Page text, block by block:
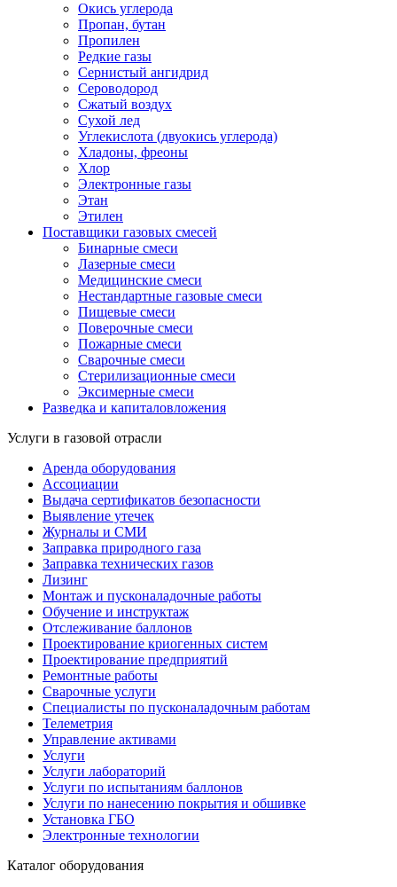
Окись углерода
Пропан, бутан
Пропилен
Редкие газы
Сернистый ангидрид
Сероводород
Сжатый воздух
Сухой лед
Углекислота (двуокись углерода)
Хладоны, фреоны
Хлор
Электронные газы
Этан
Этилен
Поставщики газовых смесей
Бинарные смеси
Лазерные смеси
Медицинские смеси
Нестандартные газовые смеси
Пищевые смеси
Поверочные смеси
Пожарные смеси
Сварочные смеси
Стерилизационные смеси
Эксимерные смеси
Разведка и капиталовложения
Услуги в газовой отрасли
Аренда оборудования
Ассоциации
Выдача сертификатов безопасности
Выявление утечек
Журналы и СМИ
Заправка природного газа
Заправка технических газов
Лизинг
Монтаж и пусконаладочные работы
Обучение и инструктаж
Отслеживание баллонов
Проектирование криогенных систем
Проектирование предприятий
Ремонтные работы
Сварочные услуги
Специалисты по пусконаладочным работам
Телеметрия
Управление активами
Услуги
Услуги лабораторий
Услуги по испытаниям баллонов
Услуги по нанесению покрытия и обшивке
Установка ГБО
Электронные технологии
Каталог оборудования